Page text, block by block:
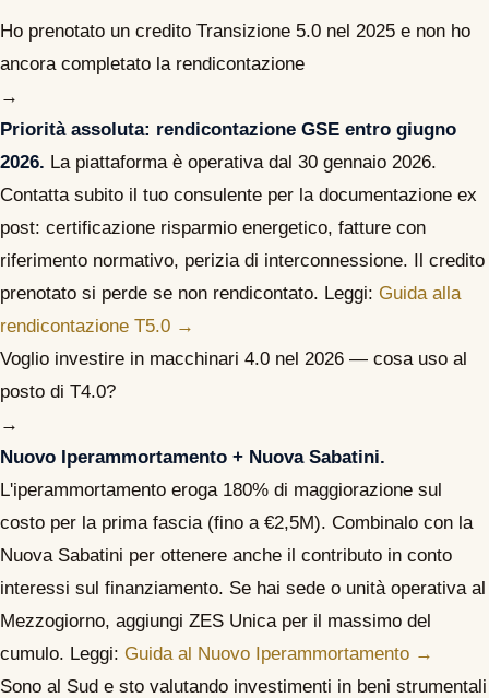
Ho prenotato un credito Transizione 5.0 nel 2025 e non ho
ancora completato la rendicontazione
→
Priorità assoluta: rendicontazione GSE entro giugno
2026. La piattaforma è operativa dal 30 gennaio 2026.
Contatta subito il tuo consulente per la documentazione ex
post: certificazione risparmio energetico, fatture con
riferimento normativo, perizia di interconnessione. Il credito
prenotato si perde se non rendicontato. Leggi: Guida alla
rendicontazione T5.0 →
Voglio investire in macchinari 4.0 nel 2026 — cosa uso al
posto di T4.0?
→
Nuovo Iperammortamento + Nuova Sabatini.
L'iperammortamento eroga 180% di maggiorazione sul
costo per la prima fascia (fino a €2,5M). Combinalo con la
Nuova Sabatini per ottenere anche il contributo in conto
interessi sul finanziamento. Se hai sede o unità operativa al
Mezzogiorno, aggiungi ZES Unica per il massimo del
cumulo. Leggi: Guida al Nuovo Iperammortamento →
Sono al Sud e sto valutando investimenti in beni strumentali